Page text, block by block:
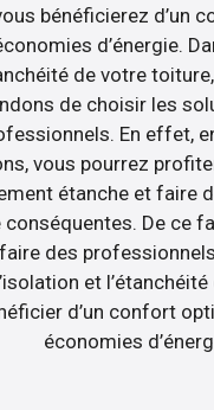
bénéficierez d’un
d’énergie.
de votre
de choisir les
En effet,
vous pourrez
étanche et faire
conséquentes. De ce
des
et
d’un confort
économies